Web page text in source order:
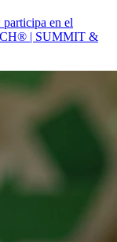
en el
| SUMMIT &